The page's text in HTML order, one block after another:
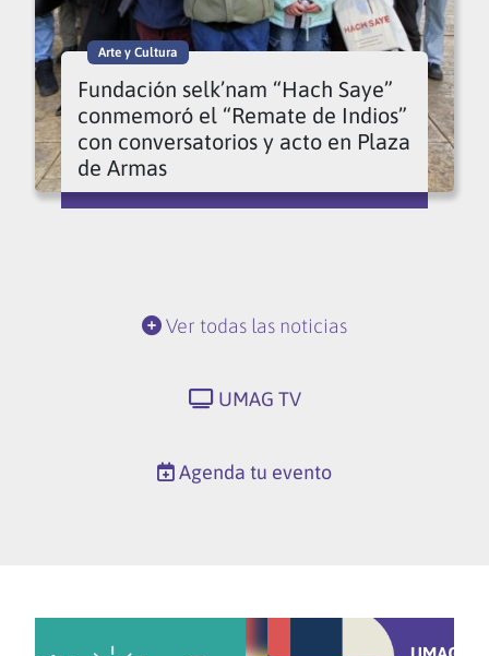
Arte y Cultura
Fundación selk’nam “Hach Saye”
conmemoró el “Remate de Indios”
con conversatorios y acto en Plaza
de Armas
Ver todas las noticias
UMAG TV
Agenda tu evento